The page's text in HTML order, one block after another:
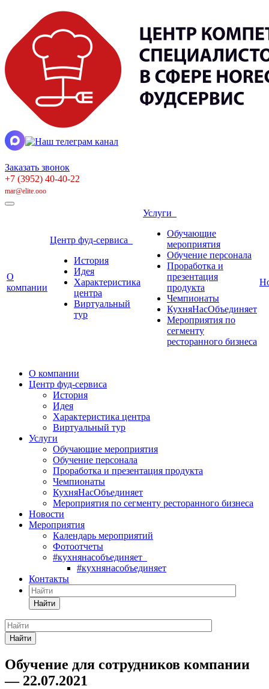
Заказать звонок
+7 (3952) 40-40-22
mar@elite.ooo
О
компании
Центр фуд-сервиса
История
Идея
Характеристика
центра
Виртуальный
тур
Услуги
Обучающие
мероприятия
Обучение персонала
Проработка и
презентация
продукта
Чемпионаты
КухняНасОбъединяет
Мероприятия по
сегменту
ресторанного бизнеса
О компании
Центр фуд-сервиса
История
Идея
Характеристика центра
Виртуальный тур
Услуги
Обучающие мероприятия
Обучение персонала
Проработка и презентация продукта
Чемпионаты
КухняНасОбъединяет
Мероприятия по сегменту ресторанного бизнеса
Новости
Мероприятия
Календарь мероприятий
Фотоотчеты
#кухнянасобъединяет
#кухнянасобъединяет
Контакты
Найти
Найти
Обучение для сотрудников компании
— 22.07.2021